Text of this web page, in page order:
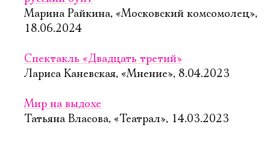
Марина Райкина, «Московский комсомолец»,
18.06.2024
Спектакль «Двадцать третий»
Лариса Каневская, «Мнение», 8.04.2023
Мир на выдохе
Татьяна Власова, «Театрал», 14.03.2023